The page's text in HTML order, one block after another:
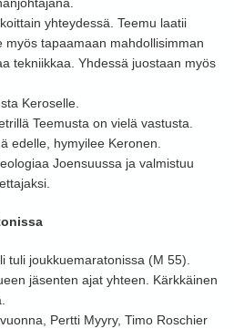
yhteydessä. Teemu laatii
myös tapaamaan mahdollisimman
tekniikkaa. Yhdessä juostaan myös
Keroselle.
Teemusta on vielä vastusta.
edelle, hymyilee Keronen.
Joensuussa ja valmistuu
tuli joukkuemaratonissa (M 55).
jäsenten ajat yhteen. Kärkkäinen
Pertti Myyry, Timo Roschier